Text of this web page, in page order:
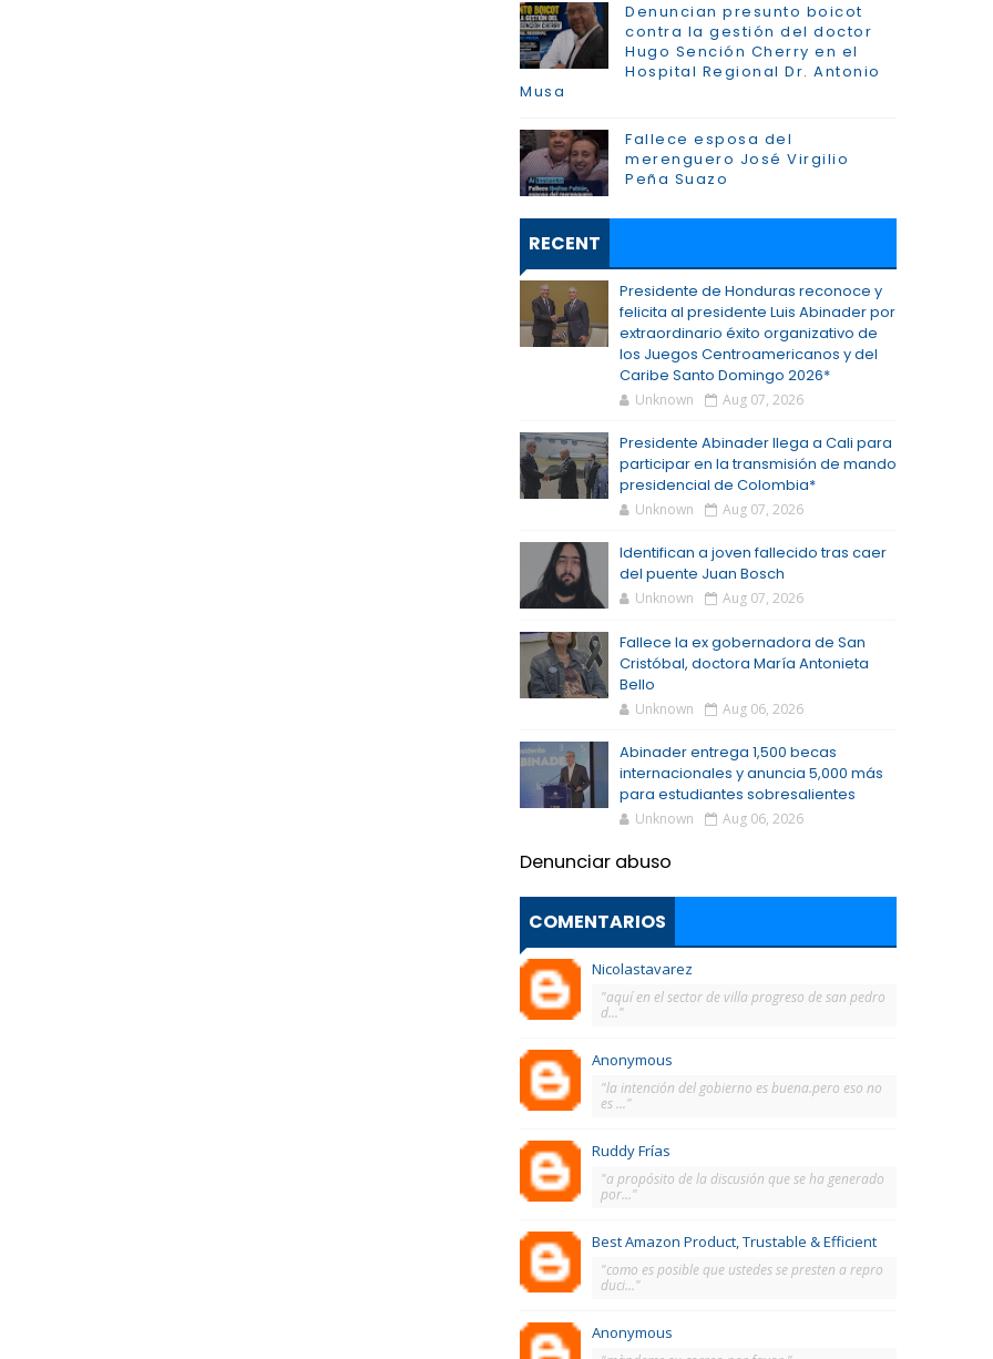
Denuncian presunto boicot
contra la gestión del doctor
Hugo Sención Cherry en el
Hospital Regional Dr. Antonio
Musa
Fallece esposa del
merenguero José Virgilio
Peña Suazo
RECENT
Presidente de Honduras reconoce y
felicita al presidente Luis Abinader por
extraordinario éxito organizativo de
los Juegos Centroamericanos y del
Caribe Santo Domingo 2026*
Unknown Aug 07, 2026
Presidente Abinader llega a Cali para
participar en la transmisión de mando
presidencial de Colombia*
Unknown Aug 07, 2026
Identifican a joven fallecido tras caer
del puente Juan Bosch
Unknown Aug 07, 2026
Fallece la ex gobernadora de San
Cristóbal, doctora María Antonieta
Bello
Unknown Aug 06, 2026
Abinader entrega 1,500 becas
internacionales y anuncia 5,000 más
para estudiantes sobresalientes
Unknown Aug 06, 2026
Denunciar abuso
COMENTARIOS
Nicolastavarez
"aquí en el sector de villa progreso de san pedro
d..."
Anonymous
"la intención del gobierno es buena.pero eso no
es ..."
Ruddy Frías
"a propósito de la discusión que se ha generado
por..."
Best Amazon Product, Trustable & Efficient
"como es posible que ustedes se presten a repro
duci..."
Anonymous